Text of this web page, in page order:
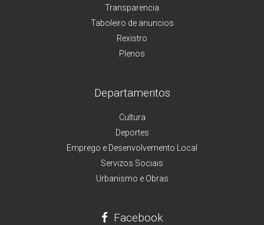
Transparencia
Taboleiro de anuncios
Rexistro
Plenos
Departamentos
Cultura
Deportes
Emprego e Desenvolvemento Local
Servizos Sociais
Urbanismo e Obras
Facebook